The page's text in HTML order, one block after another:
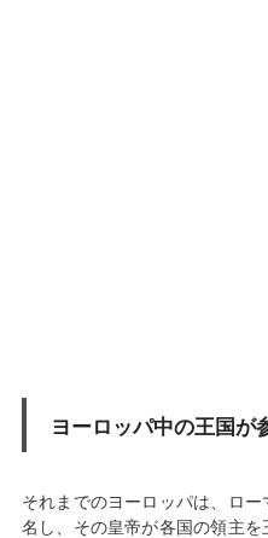
ヨーロッパ中の王国が
それまでのヨーロッパは、ロ
名し、その皇帝が各国の領主